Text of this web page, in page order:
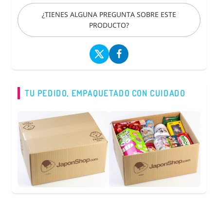
¿TIENES ALGUNA PREGUNTA SOBRE ESTE
PRODUCTO?
TU PEDIDO, EMPAQUETADO CON CUIDADO